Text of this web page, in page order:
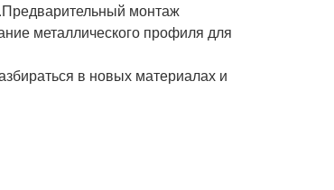
монтаж
металлического профиля для
в новых материалах и